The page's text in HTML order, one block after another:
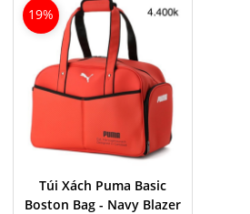
19%
Túi Xách Puma Basic
Boston Bag - Navy Blazer